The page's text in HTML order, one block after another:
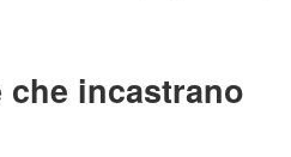
che incastrano